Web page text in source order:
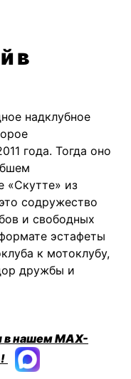
в
надклубное
года. Тогда оно
«Скутте» из
содружество
и свободных
эстафеты
к мотоклубу,
дружбы и
в нашем MAX-